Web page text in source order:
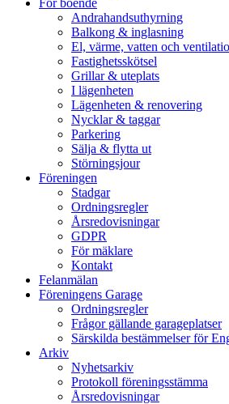
För boende
Andrahandsuthyrning
Balkong & inglasning
El, värme, vatten och
Fastighetsskötsel
Grillar & uteplats
I lägenheten
Lägenheten & renovering
Nycklar & taggar
Parkering
Sälja & flytta ut
Störningsjour
Föreningen
Stadgar
Ordningsregler
Årsredovisningar
GDPR
För mäklare
Kontakt
Felanmälan
Föreningens Garage
Ordningsregler
Frågor gällande garageplatser
Särskilda bestämmelser för
Arkiv
Nyhetsarkiv
Protokoll föreningsstämma
Årsredovisningar